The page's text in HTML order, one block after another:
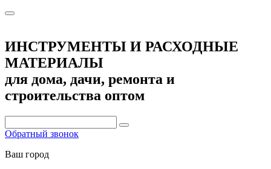
ИНСТРУМЕНТЫ И РАСХОДНЫЕ
МАТЕРИАЛЫ
для дома, дачи, ремонта и
строительства оптом
Обратный звонок
Ваш город